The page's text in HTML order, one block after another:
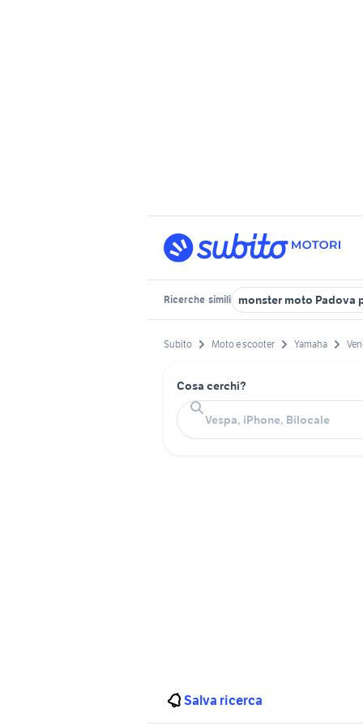
Ricerche simili monster moto Padova
Subito Moto e scooter Yamaha
Cosa cerchi?
Salva ricerca